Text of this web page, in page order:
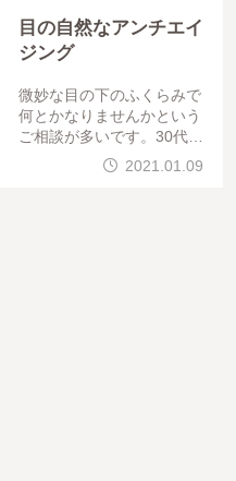
目の自然なアンチエイ
ジング
微妙な目の下のふくらみで
何とかなりませんかという
ご相談が多いです。30代後
半女性目の下の脂肪注入＋
脂肪取りを行いました。&
2021.01.09